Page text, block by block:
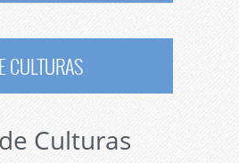
CULTURAS
Culturas